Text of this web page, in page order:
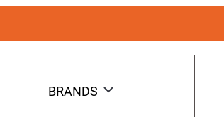
BRANDS